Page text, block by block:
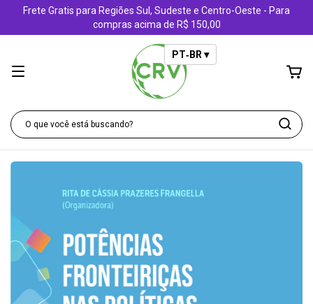
Frete Gratis para Regiões Sul, Sudeste e Centro-Oeste - Para
compras acima de R$ 150,00
PT‑BR ▾